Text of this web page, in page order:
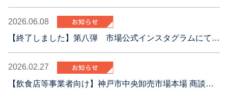
2026.06.08
【終了しました】第八弾 市場公式インスタグラムにてプレゼントキャンペーン実施中！
2026.02.27
【飲食店等事業者向け】神戸市中央卸売市場本場 商談会の実施